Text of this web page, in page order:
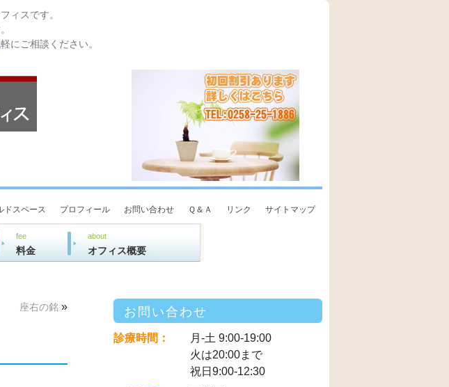
ィスです。
にご相談ください。
ドスペース プロフィール お問い合わせ Ｑ＆Ａ リンク サイトマップ
fee
料金
about
オフィス概要
座右の銘 » お問い合わせ
診療時間：
月-土 9:00-19:00
火は20:00まで
祝日9:00-12:30